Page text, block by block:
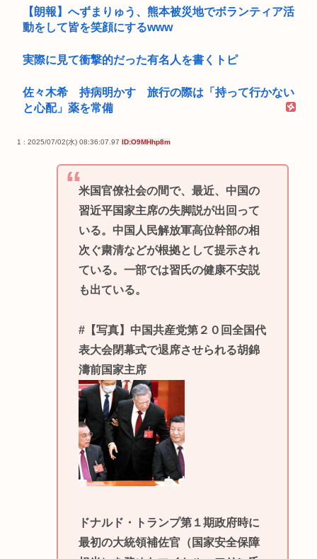
【朗報】へずまりゅう、熊本被災地でボランティア活
動をして皆を笑顔にするwww
実際に見て衝撃的だった有名人を書くトピ
佐々木希 持病明かす 旅行の際は「持って行かない
と心配」薬を常備
1 : 2025/07/02(水) 08:36:07.97 ID:O9MHhp8m
米国官僚社会の間で、最近、中国の
習近平国家主席の失脚説が出回って
いる。中国人民解放軍高位幹部の相
次ぐ粛清などが根拠として提示され
ている。一部では習氏の健康不安説
も出ている。
#【写真】中国共産党第２０回全国代
表大会閉幕式で退席させられる胡錦
濤前国家主席
ドナルド・トランプ第１期政府時に
最初の大統領補佐官（国家安全保障